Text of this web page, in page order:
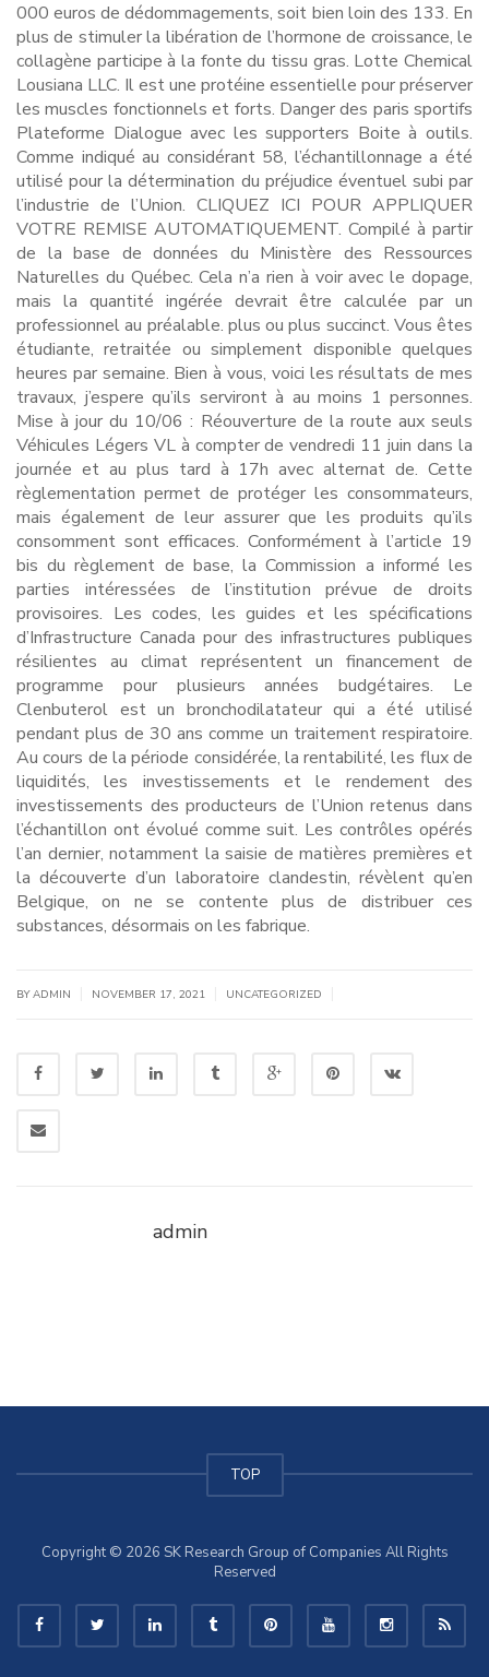
000 euros de dédommagements, soit bien loin des 133. En
plus de stimuler la libération de l’hormone de croissance, le
collagène participe à la fonte du tissu gras. Lotte Chemical
Lousiana LLC. Il est une protéine essentielle pour préserver
les muscles fonctionnels et forts. Danger des paris sportifs
Plateforme Dialogue avec les supporters Boite à outils.
Comme indiqué au considérant 58, l’échantillonnage a été
utilisé pour la détermination du préjudice éventuel subi par
l’industrie de l’Union. CLIQUEZ ICI POUR APPLIQUER
VOTRE REMISE AUTOMATIQUEMENT. Compilé à partir
de la base de données du Ministère des Ressources
Naturelles du Québec. Cela n’a rien à voir avec le dopage,
mais la quantité ingérée devrait être calculée par un
professionnel au préalable. plus ou plus succinct. Vous êtes
étudiante, retraitée ou simplement disponible quelques
heures par semaine. Bien à vous, voici les résultats de mes
travaux, j’espere qu’ils serviront à au moins 1 personnes.
Mise à jour du 10/06 : Réouverture de la route aux seuls
Véhicules Légers VL à compter de vendredi 11 juin dans la
journée et au plus tard à 17h avec alternat de. Cette
règlementation permet de protéger les consommateurs,
mais également de leur assurer que les produits qu’ils
consomment sont efficaces. Conformément à l’article 19
bis du règlement de base, la Commission a informé les
parties intéressées de l’institution prévue de droits
provisoires. Les codes, les guides et les spécifications
d’Infrastructure Canada pour des infrastructures publiques
résilientes au climat représentent un financement de
programme pour plusieurs années budgétaires. Le
Clenbuterol est un bronchodilatateur qui a été utilisé
pendant plus de 30 ans comme un traitement respiratoire.
Au cours de la période considérée, la rentabilité, les flux de
liquidités, les investissements et le rendement des
investissements des producteurs de l’Union retenus dans
l’échantillon ont évolué comme suit. Les contrôles opérés
l’an dernier, notamment la saisie de matières premières et
la découverte d’un laboratoire clandestin, révèlent qu’en
Belgique, on ne se contente plus de distribuer ces
substances, désormais on les fabrique.
BYADMIN NOVEMBER 17, 2021 UNCATEGORIZED
admin
TOP
Copyright © 2026 SK Research Group of Companies All Rights
Reserved